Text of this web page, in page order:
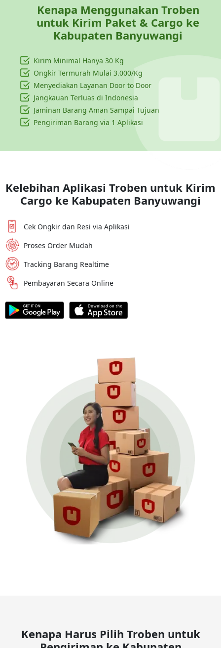
Kenapa Menggunakan Troben
untuk Kirim Paket & Cargo ke
Kabupaten Banyuwangi
Kirim Minimal Hanya 30 Kg
Ongkir Termurah Mulai 3.000/Kg
Menyediakan Layanan Door to Door
Jangkauan Terluas di Indonesia
Jaminan Barang Aman Sampai Tujuan
Pengiriman Barang via 1 Aplikasi
Kelebihan Aplikasi Troben untuk Kirim
Cargo ke Kabupaten Banyuwangi
Cek Ongkir dan Resi via Aplikasi
Proses Order Mudah
Tracking Barang Realtime
Pembayaran Secara Online
Kenapa Harus Pilih Troben untuk